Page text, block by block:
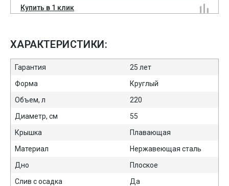
Купить в 1 клик
ХАРАКТЕРИСТИКИ:
Гарантия
25 лет
Форма
Круглый
Объем, л
220
Диаметр, см
55
Крышка
Плавающая
Материал
Нержавеющая сталь
Дно
Плоское
Слив с осадка
Да